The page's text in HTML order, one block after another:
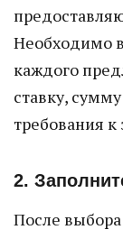
Необходимо
каждого
ставку,
требования
2.
После